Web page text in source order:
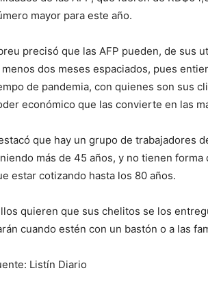
mayor para este año.
precisó que las AFP pueden, de sus
menos dos meses espaciados, pues
de pandemia, con quienes son sus
económico que las convierte en las
que hay un grupo de trabajadores
más de 45 años, y no tienen
estar cotizando hasta los 80 años.
quieren que sus chelitos se los
cuando estén con un bastón o a las
Listín Diario